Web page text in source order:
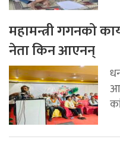
महामन्त्री गगनको
नेता किन आएनन्